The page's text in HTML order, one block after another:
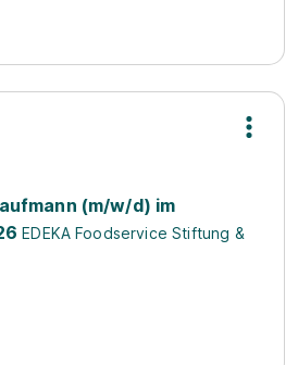
(m/w/d) im
EDEKA Foodservice Stiftung &